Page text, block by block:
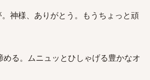
神様、ありがとう。もうちょっと頑
る。ムニュッとひしゃげる豊かなオ